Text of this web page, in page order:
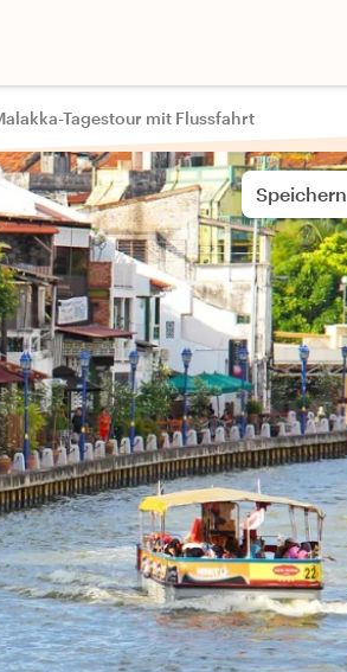
Tagestour mit Flussfahrt
Speichern